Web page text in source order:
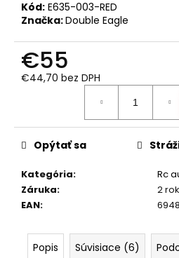
Kód: E635-003-RED
Značka:Double Eagle
€55
€44,70 bez DPH
Kategória:
Rc
Záruka:
2
EAN:
Opýtať sa
Popis Súvisiace (6)
o
RC
DRIFTOVACIE
AUTO
HB-
CAR
A06